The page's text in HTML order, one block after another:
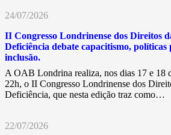
24/07/2026
II Congresso Londrinense dos Direitos
Deficiência debate capacitismo, políticas
inclusão.
A OAB Londrina realiza, nos dias 17 e 18
22h, o II Congresso Londrinense dos
Deficiência, que nesta edição traz como…
22/07/2026